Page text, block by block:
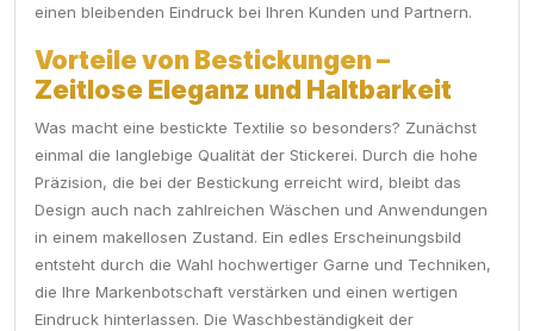
einen bleibenden Eindruck bei Ihren Kunden und Partnern.
Vorteile von Bestickungen –
Zeitlose Eleganz und Haltbarkeit
Was macht eine bestickte Textilie so besonders? Zunächst
einmal die langlebige Qualität der Stickerei. Durch die hohe
Präzision, die bei der Bestickung erreicht wird, bleibt das
Design auch nach zahlreichen Wäschen und Anwendungen
in einem makellosen Zustand. Ein edles Erscheinungsbild
entsteht durch die Wahl hochwertiger Garne und Techniken,
die Ihre Markenbotschaft verstärken und einen wertigen
Eindruck hinterlassen. Die Waschbeständigkeit der